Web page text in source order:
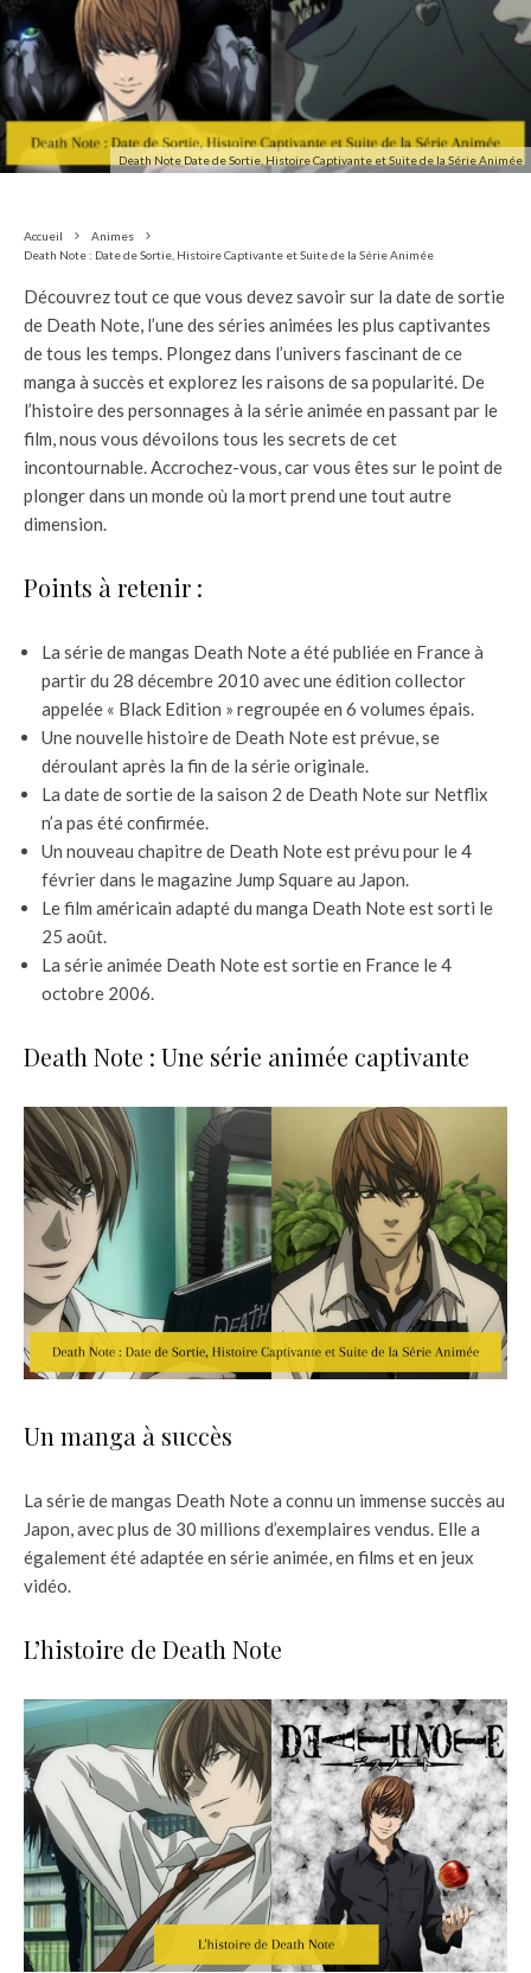
Death Note Date de Sortie, Histoire Captivante et Suite de la Série Animée
Accueil
Animes
Death Note : Date de Sortie, Histoire Captivante et Suite de la Série Animée
Découvrez tout ce que vous devez savoir sur la date de sortie
de Death Note, l’une des séries animées les plus captivantes
de tous les temps. Plongez dans l’univers fascinant de ce
manga à succès et explorez les raisons de sa popularité. De
l’histoire des personnages à la série animée en passant par le
film, nous vous dévoilons tous les secrets de cet
incontournable. Accrochez-vous, car vous êtes sur le point de
plonger dans un monde où la mort prend une tout autre
dimension.
Points à retenir :
La série de mangas Death Note a été publiée en France à
partir du 28 décembre 2010 avec une édition collector
appelée « Black Edition » regroupée en 6 volumes épais.
Une nouvelle histoire de Death Note est prévue, se
déroulant après la fin de la série originale.
La date de sortie de la saison 2 de Death Note sur Netflix
n’a pas été confirmée.
Un nouveau chapitre de Death Note est prévu pour le 4
février dans le magazine Jump Square au Japon.
Le film américain adapté du manga Death Note est sorti le
25 août.
La série animée Death Note est sortie en France le 4
octobre 2006.
Death Note : Une série animée captivante
Un manga à succès
La série de mangas Death Note a connu un immense succès au
Japon, avec plus de 30 millions d’exemplaires vendus. Elle a
également été adaptée en série animée, en films et en jeux
vidéo.
L’histoire de Death Note